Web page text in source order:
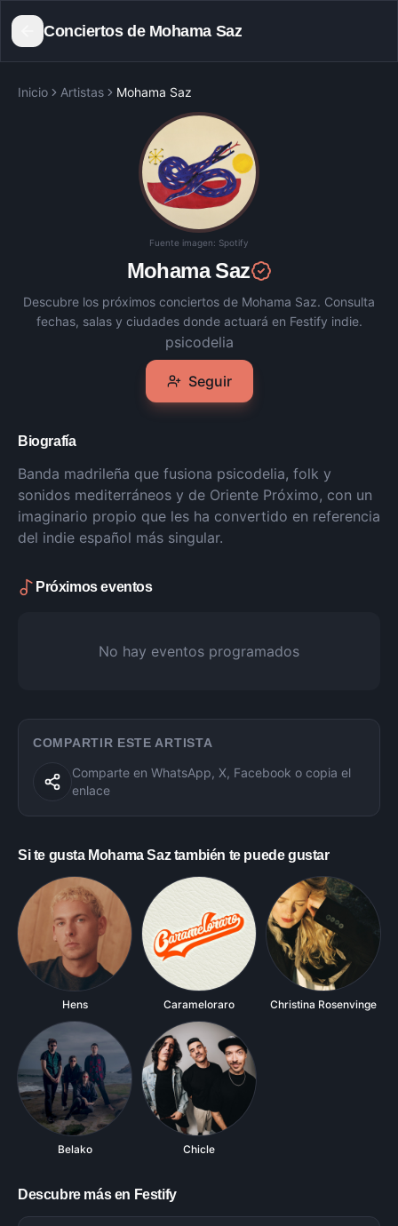
Conciertos de Mohama Saz
Inicio Artistas Mohama Saz
Fuente imagen: Spotify
Mohama Saz
Descubre los próximos conciertos de Mohama Saz. Consulta
fechas, salas y ciudades donde actuará en Festify indie.
psicodelia
Seguir
Biografía
Banda madrileña que fusiona psicodelia, folk y
sonidos mediterráneos y de Oriente Próximo, con un
imaginario propio que les ha convertido en referencia
del indie español más singular.
Próximos eventos
No hay eventos programados
COMPARTIR ESTE ARTISTA
Comparte en WhatsApp, X, Facebook o copia el
enlace
Si te gusta Mohama Saztambién te puede gustar
Hens Carameloraro Christina Rosenvinge
Belako Chicle
Descubre más en Festify